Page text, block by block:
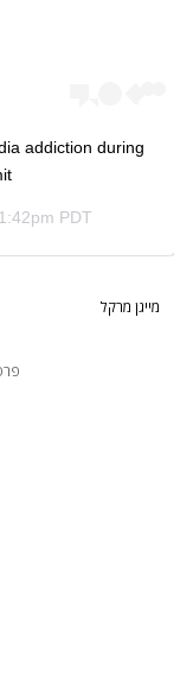
addiction during
PDT
מייגן מרקל